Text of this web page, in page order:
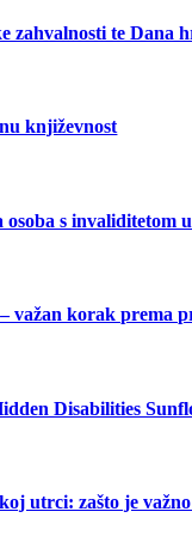
zahvalnosti te Dana
književnost
s invaliditetom
važan korak prema
Disabilities
utrci: zašto je